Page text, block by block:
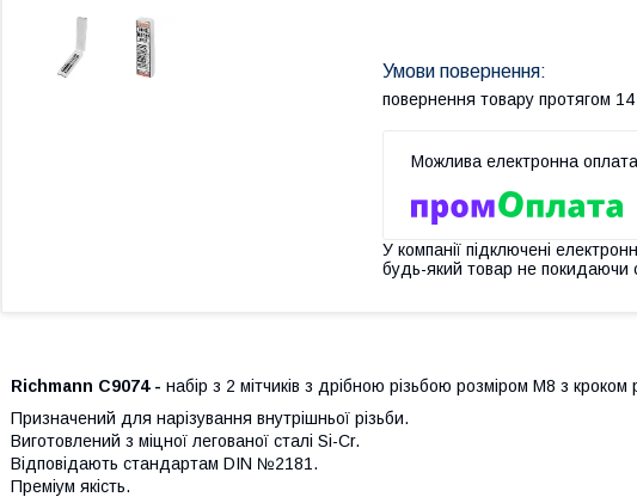
повернення товару протягом 14
У компанії підключені
будь-який товар не покидаючи
Richmann C9074 - набір з 2 мітчиків з дрібною різьбою розміром M8 з кроком
Призначений для нарізування внутрішньої різьби.
Виготовлений з міцної легованої сталі Si-Cr.
Відповідають стандартам DIN №2181.
Преміум якість.